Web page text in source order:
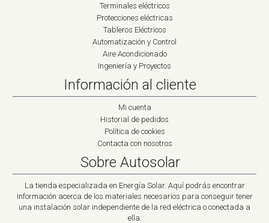
Terminales eléctricos
Protecciones eléctricas
Tableros Eléctricos
Automatización y Control
Aire Acondicionado
Ingeniería y Proyectos
Información al cliente
Mi cuenta
Historial de pedidos
Política de cookies
Contacta con nosotros
Sobre Autosolar
La tienda especializada en Energía Solar. Aquí podrás encontrar
información acerca de los materiales necesarios para conseguir tener
una instalación solar independiente de la red eléctrica o conectada a
ella.